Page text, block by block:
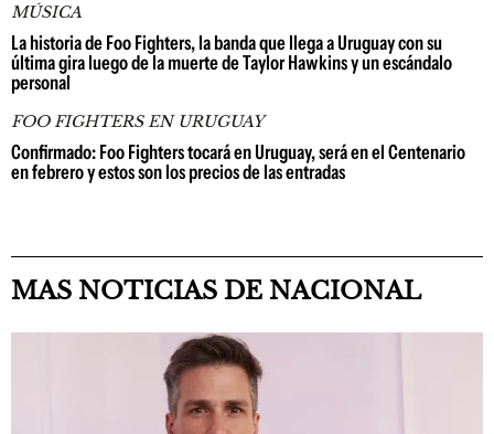
MÚSICA
La historia de Foo Fighters, la banda que llega a Uruguay con su
última gira luego de la muerte de Taylor Hawkins y un escándalo
personal
FOO FIGHTERS EN URUGUAY
Confirmado: Foo Fighters tocará en Uruguay, será en el Centenario
en febrero y estos son los precios de las entradas
MAS NOTICIAS DE NACIONAL